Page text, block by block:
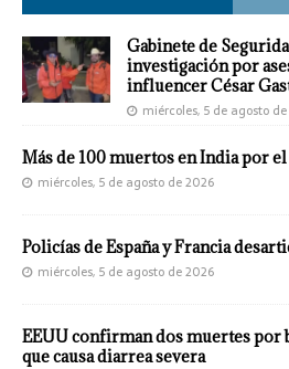
Gabinete de
investigación por
influencer César
miércoles, 5 de agosto
Más de 100 muertos en India por
miércoles, 5 de agosto de 2026
Policías de España y Francia
miércoles, 5 de agosto de 2026
EEUU confirman dos muertes por
que causa diarrea severa